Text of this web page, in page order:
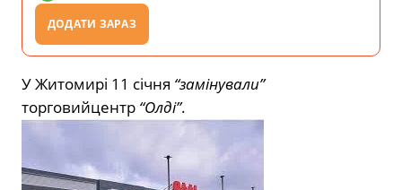
ДОДАТИ ЗАРАЗ
У Житомирі 11 січня “замінували”
торговийцентр “Олді”.